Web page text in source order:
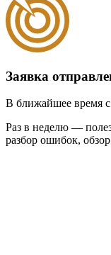
Заявка
В ближайшее время
Раз в неделю —
разбор ошибок,